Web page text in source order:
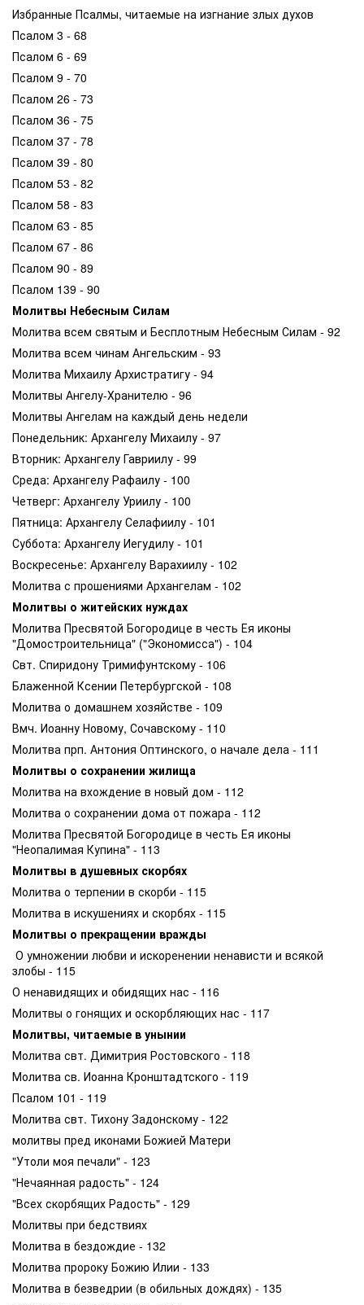
Избранные Псалмы, читаемые на изгнание злых духов
Псалом 3 - 68
Псалом 6 - 69
Псалом 9 - 70
Псалом 26 - 73
Псалом 36 - 75
Псалом 37 - 78
Псалом 39 - 80
Псалом 53 - 82
Псалом 58 - 83
Псалом 63 - 85
Псалом 67 - 86
Псалом 90 - 89
Псалом 139 - 90
Молитвы Небесным Силам
Молитва всем святым и Бесплотным Небесным Силам - 92
Молитва всем чинам Ангельским - 93
Молитва Михаилу Архистратигу - 94
Молитвы Ангелу-Хранителю - 96
Молитвы Ангелам на каждый день недели
Понедельник: Архангелу Михаилу - 97
Вторник: Архангелу Гавриилу - 99
Среда: Архангелу Рафаилу - 100
Четверг: Архангелу Уриилу - 100
Пятница: Архангелу Селафиилу - 101
Суббота: Архангелу Иегудилу - 101
Воскресенье: Архангелу Варахиилу - 102
Молитва с прошениями Архангелам - 102
Молитвы о житейских нуждах
Молитва Пресвятой Богородице в честь Ея иконы
"Домостроительница" ("Экономисса") - 104
Свт. Спиридону Тримифунтскому - 106
Блаженной Ксении Петербургской - 108
Молитва о домашнем хозяйстве - 109
Вмч. Иоанну Новому, Сочавскому - 110
Молитва прп. Антония Оптинского, о начале дела - 111
Молитвы о сохранении жилища
Молитва на вхождение в новый дом - 112
Молитва о сохранении дома от пожара - 112
Молитва Пресвятой Богородице в честь Ея иконы
"Неопалимая Купина" - 113
Молитвы в душевных скорбях
Молитва о терпении в скорби - 115
Молитва в искушениях и скорбях - 115
Молитвы о прекращении вражды
О умножении любви и искоренении ненависти и всякой
злобы - 115
О ненавидящих и обидящих нас - 116
Молитвы о гонящих и оскорбляющих нас - 117
Молитвы, читаемые в унынии
Молитва свт. Димитрия Ростовского - 118
Молитва св. Иоанна Кронштадтского - 119
Псалом 101 - 119
Молитва свт. Тихону Задонскому - 122
молитвы пред иконами Божией Матери
"Утоли моя печали" - 123
"Нечаянная радость" - 124
"Всех скорбящих Радость" - 129
Молитвы при бедствиях
Молитва в бездождие - 132
Молитва пророку Божию Илии - 133
Молитва в безведрии (в обильных дождях) - 135